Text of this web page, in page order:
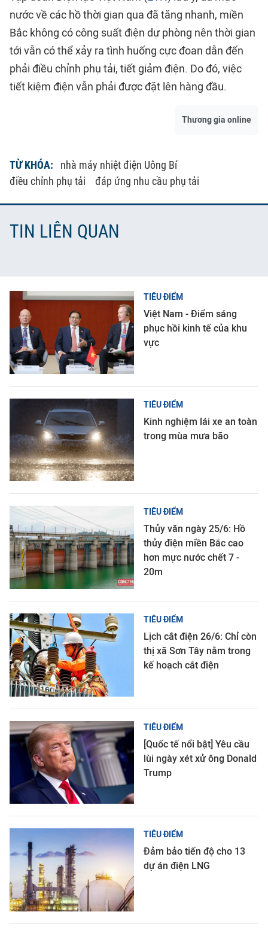
nước về các hồ thời gian qua đã tăng nhanh, miền
Bắc không có công suất điện dự phòng nên thời gian
tới vẫn có thể xảy ra tình huống cực đoan dẫn đến
phải điều chỉnh phụ tải, tiết giảm điện. Do đó, việc
tiết kiệm điện vẫn phải được đặt lên hàng đầu.
Thương gia online
TỪ KHÓA:
nhà máy nhiệt điện Uông Bí
điều chỉnh phụ tải
đáp ứng nhu cầu phụ tải
TIN LIÊN QUAN
TIÊU ĐIỂM
Việt Nam - Điểm sáng
phục hồi kinh tế của khu
vực
TIÊU ĐIỂM
Kinh nghiệm lái xe an toàn
trong mùa mưa bão
TIÊU ĐIỂM
Thủy văn ngày 25/6: Hồ
thủy điện miền Bắc cao
hơn mực nước chết 7 -
20m
TIÊU ĐIỂM
Lịch cắt điện 26/6: Chỉ còn
thị xã Sơn Tây nằm trong
kế hoạch cắt điện
TIÊU ĐIỂM
[Quốc tế nổi bật] Yêu cầu
lùi ngày xét xử ông Donald
Trump
TIÊU ĐIỂM
Đảm bảo tiến độ cho 13
dự án điện LNG